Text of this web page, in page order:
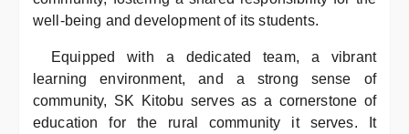
well-being and development of its students.
Equipped with a dedicated team, a vibrant
learning environment, and a strong sense of
community, SK Kitobu serves as a cornerstone of
education for the rural community it serves. It